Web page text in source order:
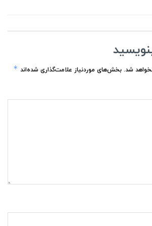
شد. بخش‌های موردنیاز علامت‌گذاری شده‌اند *